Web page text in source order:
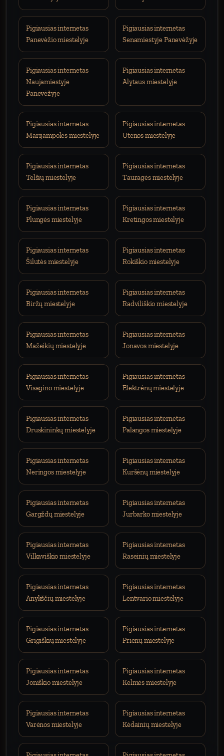
Pigiausias internetas
Panevėžio miestelyje
Pigiausias internetas
Senamiestyje Panevėžyje
Pigiausias internetas
Naujamiestyje
Panevėžyje
Pigiausias internetas
Alytaus miestelyje
Pigiausias internetas
Marijampolės miestelyje
Pigiausias internetas
Utenos miestelyje
Pigiausias internetas
Telšių miestelyje
Pigiausias internetas
Tauragės miestelyje
Pigiausias internetas
Plungės miestelyje
Pigiausias internetas
Kretingos miestelyje
Pigiausias internetas
Šilutės miestelyje
Pigiausias internetas
Rokiškio miestelyje
Pigiausias internetas
Biržų miestelyje
Pigiausias internetas
Radviliškio miestelyje
Pigiausias internetas
Mažeikių miestelyje
Pigiausias internetas
Jonavos miestelyje
Pigiausias internetas
Visagino miestelyje
Pigiausias internetas
Elektrėnų miestelyje
Pigiausias internetas
Druskininkų miestelyje
Pigiausias internetas
Palangos miestelyje
Pigiausias internetas
Neringos miestelyje
Pigiausias internetas
Kuršėnų miestelyje
Pigiausias internetas
Gargždų miestelyje
Pigiausias internetas
Jurbarko miestelyje
Pigiausias internetas
Vilkaviškio miestelyje
Pigiausias internetas
Raseinių miestelyje
Pigiausias internetas
Anykščių miestelyje
Pigiausias internetas
Lentvario miestelyje
Pigiausias internetas
Grigiškių miestelyje
Pigiausias internetas
Prienų miestelyje
Pigiausias internetas
Joniškio miestelyje
Pigiausias internetas
Kelmės miestelyje
Pigiausias internetas
Varėnos miestelyje
Pigiausias internetas
Kėdainių miestelyje